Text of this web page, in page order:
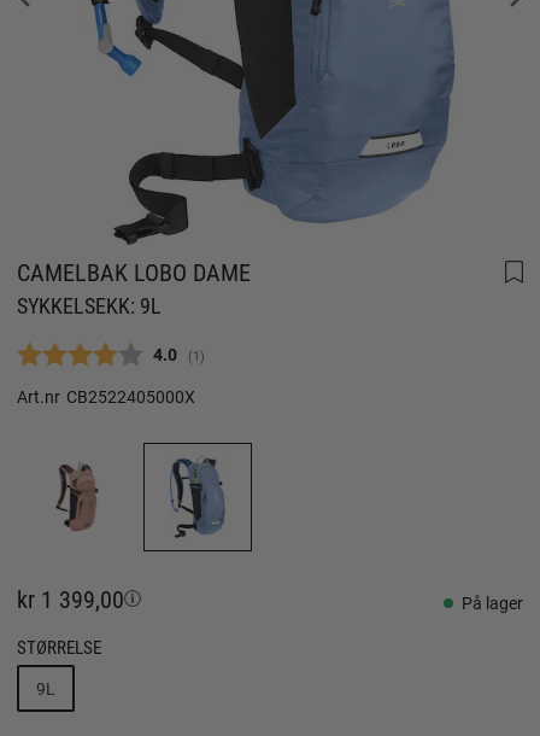
CAMELBAK LOBO DAME
SYKKELSEKK: 9L
Gjennomsnittskarakter:
4.0 (stemmer:
1)
Art.nr CB2522405000X
kr 1 399,00 På lager
STØRRELSE
9L